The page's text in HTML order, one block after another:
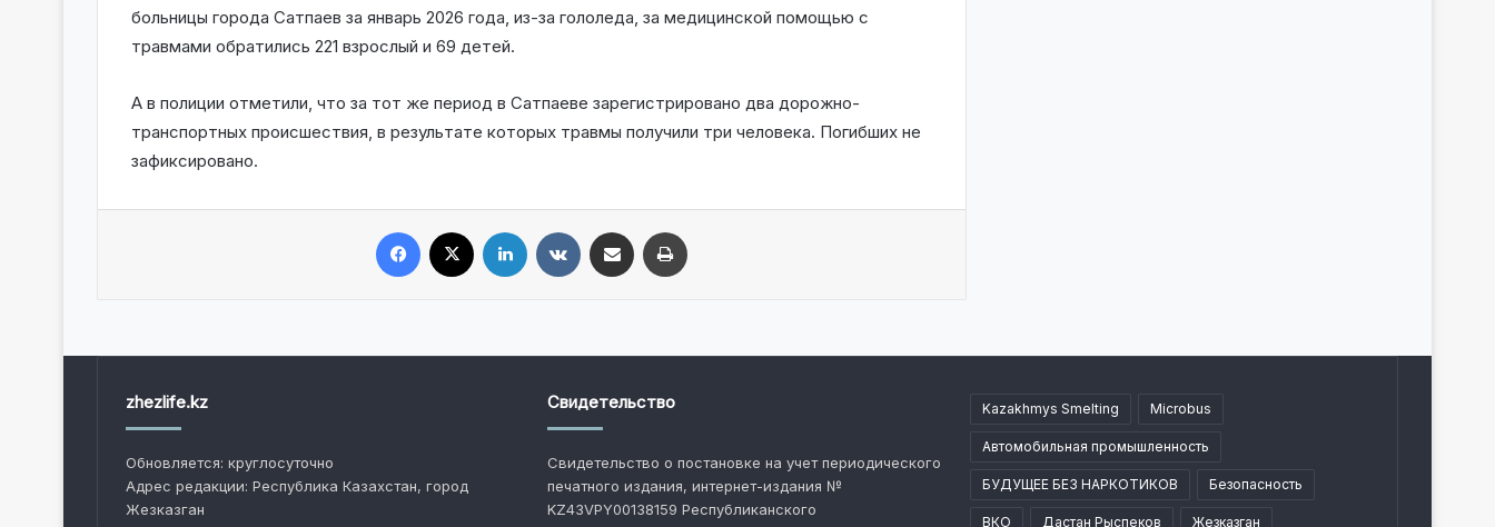
больницы города Сатпаев за январь 2026 года, из-за гололеда, за медицинской помощью с
травмами обратились 221 взрослый и 69 детей.
А в полиции отметили, что за тот же период в Сатпаеве зарегистрировано два дорожно-
транспортных происшествия, в результате которых травмы получили три человека. Погибших не
зафиксировано.
zhezlife.kz
Обновляется: круглосуточно
Адрес редакции: Республика Казахстан, город
Жезказган
Свидетельство
Свидетельство о постановке на учет периодического
печатного издания, интернет-издания №
KZ43VPY00138159 Республиканского
Kazakhmys Smelting Microbus
Автомобильная промышленность
БУДУЩЕЕ БЕЗ НАРКОТИКОВ Безопасность
ВКО Дастан Рыспеков Жезказган